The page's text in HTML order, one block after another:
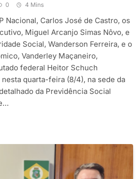
0 4 Mins
Nacional, Carlos José de Castro, os
Miguel Arcanjo Simas Nôvo, e
Social, Wanderson Ferreira, e o
Vanderley Maçaneiro,
federal Heitor Schuch
nesta quarta-feira (8/4), na sede da
da Previdência Social